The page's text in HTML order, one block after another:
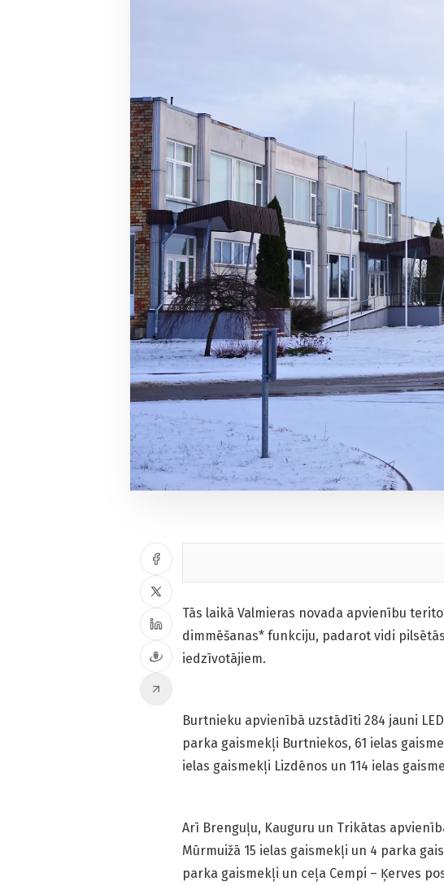
Tās laikā Valmieras novada apvienību
dimmēšanas* funkciju, padarot vidi
iedzīvotājiem.
Burtnieku apvienībā uzstādīti 284 jauni
parka gaismekļi Burtniekos, 61 ielas
ielas gaismekļi Lizdēnos un 114 ielas
Arī Brenguļu, Kauguru un Trikātas
Mūrmuižā 15 ielas gaismekļi un 4 parka
parka gaismekļi un ceļa Cempi – Ķerves